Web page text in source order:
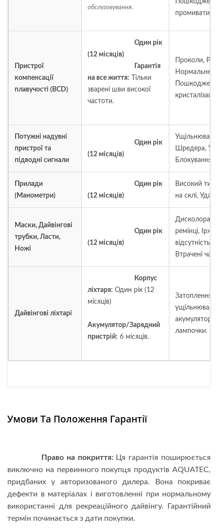
обслуговування.
промивати
Пристрої
компенсації
плавучості (BCD)
Один рік
(12 місяців)
Гарантія
на все життя: Тільки
зварені шви високої
частоти.
Проколи,
Нормальне
Потужні надувні
пристрої та
підводні сигнали
Один рік
(12 місяців)
Шредера,
Блокування
Прилади
(Манометри)
Один рік
(12 місяців)
Високий
на склі,
Маски, Дайвінгові
трубки, Ласти,
Ножі
Один рік
(12 місяців)
ремінці,
відсутність
Втрачені
Дайвінгові ліхтарі
Корпус
ліхтаря: Один рік (12
місяців)
Акумулятор/Зарядний
пристрій: 6 місяців.
Затоплення
лампочки.
Умови Та Положення Гарантії
Право на покриття:Ця гарантія поширюється
виключно на первинного покупця продуктів AQUATEC,
придбаних у авторизованого дилера. Вона покриває
дефекти в матеріалах і виготовленні при нормальному
використанні для рекреаційного дайвінгу. Гарантійний
термін починається з дати покупки.